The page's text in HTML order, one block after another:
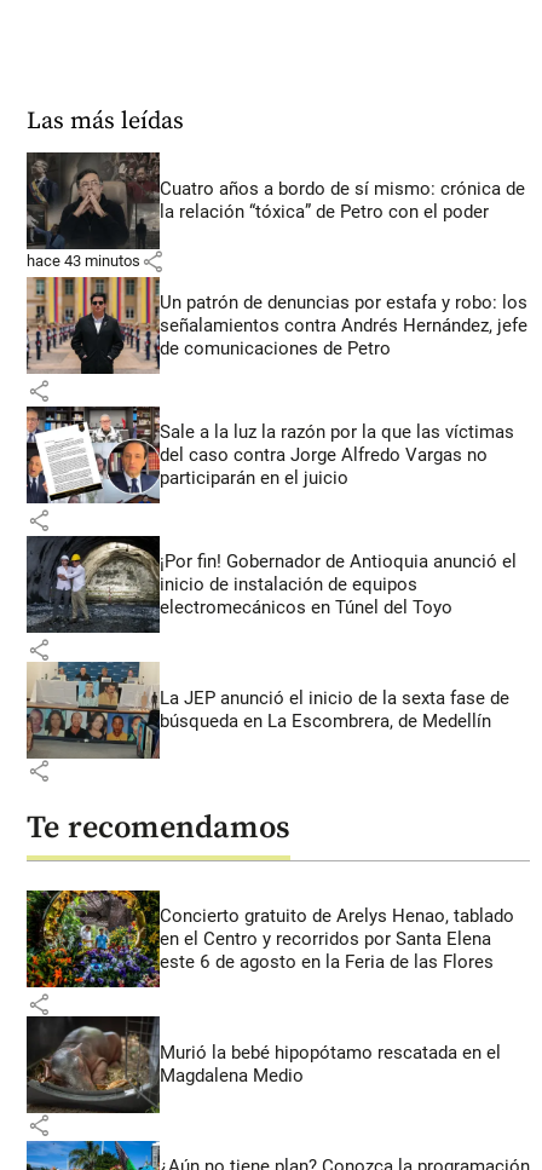
Las más leídas
Cuatro años a bordo de sí mismo: crónica de
la relación “tóxica” de Petro con el poder
hace 43 minutos share
Un patrón de denuncias por estafa y robo: los
señalamientos contra Andrés Hernández, jefe
de comunicaciones de Petro
share
Sale a la luz la razón por la que las víctimas
del caso contra Jorge Alfredo Vargas no
participarán en el juicio
share
¡Por fin! Gobernador de Antioquia anunció el
inicio de instalación de equipos
electromecánicos en Túnel del Toyo
share
La JEP anunció el inicio de la sexta fase de
búsqueda en La Escombrera, de Medellín
share
Te recomendamos
Concierto gratuito de Arelys Henao, tablado
en el Centro y recorridos por Santa Elena
este 6 de agosto en la Feria de las Flores
share
Murió la bebé hipopótamo rescatada en el
Magdalena Medio
share